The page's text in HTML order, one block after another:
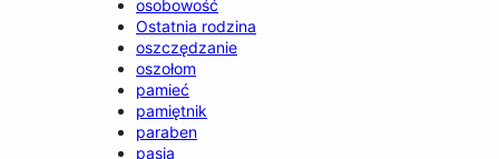
osobowość
Ostatnia rodzina
oszczędzanie
oszołom
pamieć
pamiętnik
paraben
pasja